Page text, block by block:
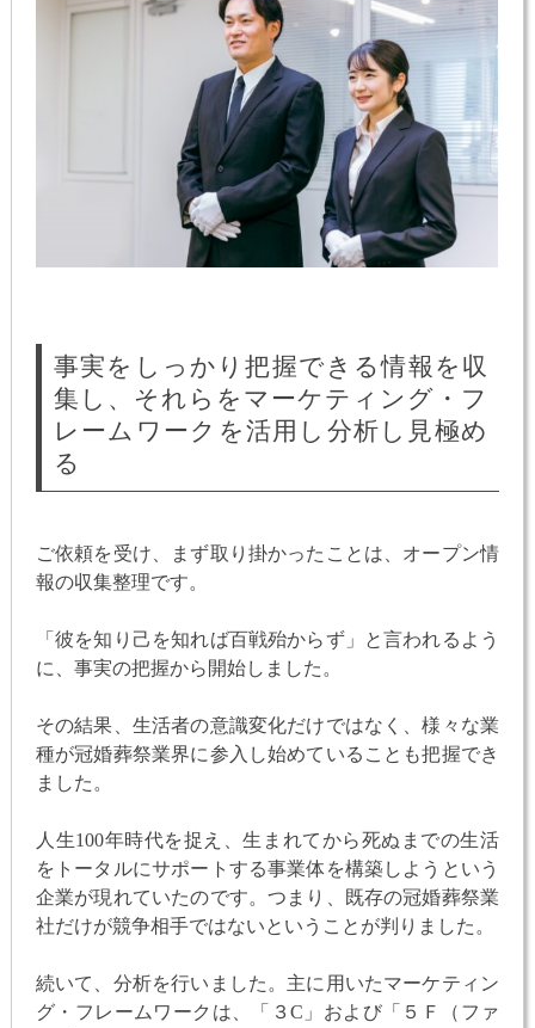
事実をしっかり把握できる情報を収
集し、それらをマーケティング・フ
レームワークを活用し分析し見極め
る
ご依頼を受け、まず取り掛かったことは、オープン情
報の収集整理です。
「彼を知り己を知れば百戦殆からず」と言われるよう
に、事実の把握から開始しました。
その結果、生活者の意識変化だけではなく、様々な業
種が冠婚葬祭業界に参入し始めていることも把握でき
ました。
人生100年時代を捉え、生まれてから死ぬまでの生活
をトータルにサポートする事業体を構築しようという
企業が現れていたのです。つまり、既存の冠婚葬祭業
社だけが競争相手ではないということが判りました。
続いて、分析を行いました。主に用いたマーケティン
グ・フレームワークは、「３C」および「５Ｆ（ファ